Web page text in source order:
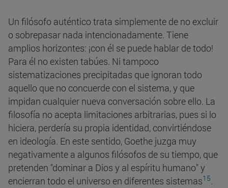
Un filósofo auténtico trata simplemente de no excluir
o sobrepasar nada intencionadamente. Tiene
amplios horizontes: ¡con él se puede hablar de todo!
Para él no existen tabúes. Ni tampoco
sistematizaciones precipitadas que ignoran todo
aquello que no concuerde con el sistema, y que
impidan cualquier nueva conversación sobre ello. La
filosofía no acepta limitaciones arbitrarias, pues si lo
hiciera, perdería su propia identidad, convirtiéndose
en ideología. En este sentido, Goethe juzga muy
negativamente a algunos filósofos de su tiempo, que
pretenden "dominar a Dios y al espíritu humano" y
encierran todo el universo en diferentes sistemas15.